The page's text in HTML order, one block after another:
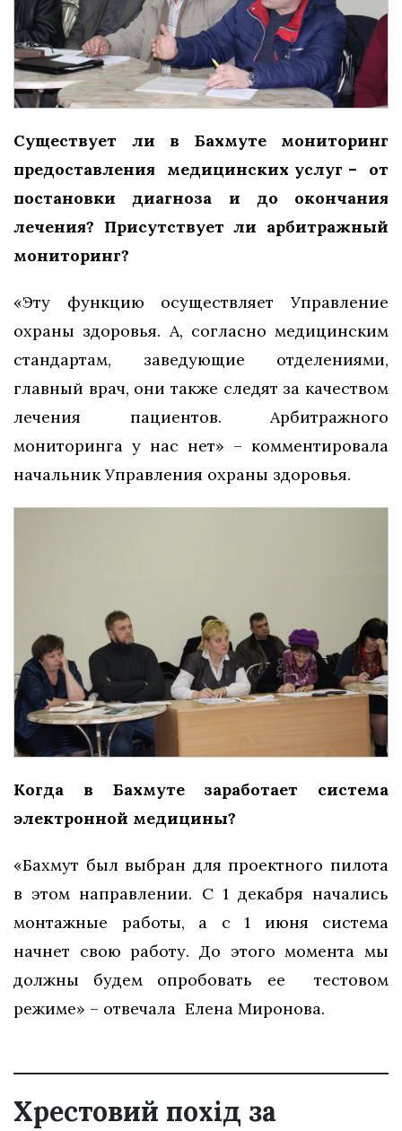
Существует ли в Бахмуте мониторинг
предоставления медицинских услуг – от
постановки диагноза и до окончания
лечения? Присутствует ли арбитражный
мониторинг?
«Эту функцию осуществляет Управление
охраны здоровья. А, согласно медицинским
стандартам, заведующие отделениями,
главный врач, они также следят за качеством
лечения пациентов. Арбитражного
мониторинга у нас нет» – комментировала
начальник Управления охраны здоровья.
Когда в Бахмуте заработает система
электронной медицины?
«Бахмут был выбран для проектного пилота
в этом направлении. С 1 декабря начались
монтажные работы, а с 1 июня система
начнет свою работу. До этого момента мы
должны будем опробовать ее тестовом
режиме» – отвечала Елена Миронова.
Хрестовий похід за